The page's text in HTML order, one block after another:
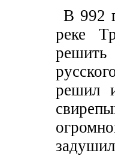
В 992
реке
решил